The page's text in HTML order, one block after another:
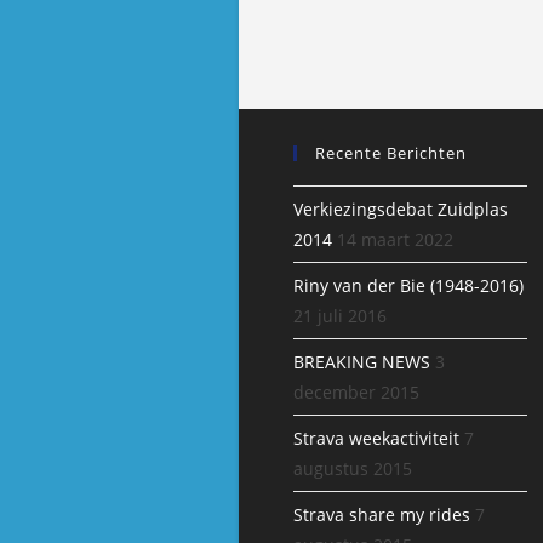
Recente Berichten
Verkiezingsdebat Zuidplas
2014 14 maart 2022
Riny van der Bie (1948-2016)
21 juli 2016
BREAKING NEWS 3
december 2015
Strava weekactiviteit 7
augustus 2015
Strava share my rides 7